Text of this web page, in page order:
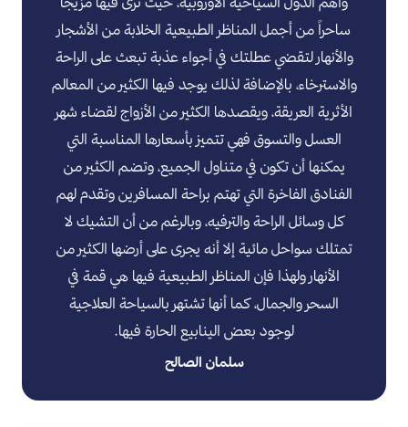
ساحراً من أجمل المناظر الطبيعية الخلابة من الأشجار
والأنهار لتقضي عطلتك في أجواء عذبة تبعث على الراحة
والاسترخاء، بالإضافة لذلك يوجد فيها الكثير من المعالم
الأثرية العريقة، ويقصدها الكثير من الأزواج لقضاء شهر
العسل والتسوق فهي تتميز بأسعارها المناسبة التي
يمكنها أن تكون في متناول الجميع، وتضم الكثير من
الفنادق الفاخرة التي تهتم براحة المسافرين وتقدم لهم
كل وسائل الراحة والترفيه، وبالرغم من أن التشيك لا
تمتلك سواحل مائية إلا أنه يجرى على أرضها الكثير من
الأنهار ولهذا فإن المناظر الطبيعية فيها هي قمة في
السحر والجمال، كما أنها تشتهر بالسياحة العلاجية
لوجود بعض الينابيع الحارة فيها.
سلمان الصالح